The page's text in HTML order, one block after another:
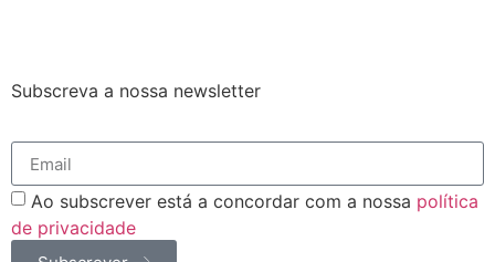
Subscreva a nossa newsletter
Ao subscrever está a concordar com a nossa política
de privacidade